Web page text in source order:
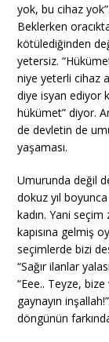
yok, bu cihaz
Beklerken
kötülediğinden
yetersiz.
niye yeterli cihaz
diye isyan ediyor
hükümet” diyor.
de devletin de
yaşaması.
Umurunda değil
dokuz yıl
kadın. Yani
kapısına gelmiş
seçimlerde bizi
“Sağır ilanlar
“Eee.. Teyze, bize
gaynayın
döngünün